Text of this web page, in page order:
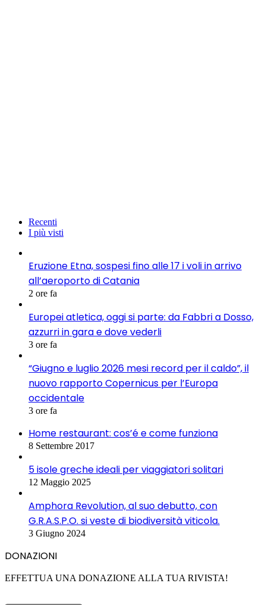
Recenti
I più visti
Eruzione Etna, sospesi fino alle 17 i voli in arrivo
all’aeroporto di Catania
2 ore fa
Europei atletica, oggi si parte: da Fabbri a Dosso,
azzurri in gara e dove vederli
3 ore fa
“Giugno e luglio 2026 mesi record per il caldo”, il
nuovo rapporto Copernicus per l’Europa
occidentale
3 ore fa
Home restaurant: cos’é e come funziona
8 Settembre 2017
5 isole greche ideali per viaggiatori solitari
12 Maggio 2025
Amphora Revolution, al suo debutto, con
G.R.A.S.P.O. si veste di biodiversità viticola.
3 Giugno 2024
DONAZIONI
EFFETTUA UNA DONAZIONE ALLA TUA RIVISTA!